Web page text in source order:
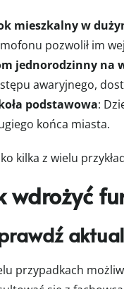
mieszkalny w
pozwolił im
jednorodzinny na
awaryjnego,
podstawowa:
końca miasta.
kilka z wielu
wdrożyć
przypadkach